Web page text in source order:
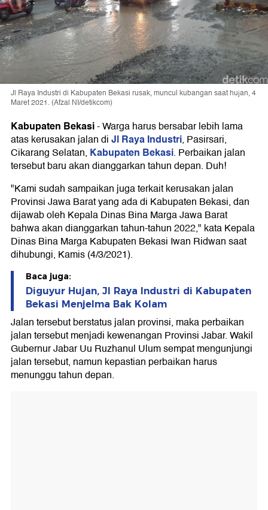
Jl Raya Industri di Kabupaten Bekasi rusak, muncul kubangan saat hujan, 4
Maret 2021. (Afzal NI/detikcom)
Kabupaten Bekasi-Warga harus bersabar lebih lama
atas kerusakan jalan diJl Raya Industri, Pasirsari,
Cikarang Selatan, Kabupaten Bekasi. Perbaikan jalan
tersebut baru akan dianggarkan tahun depan. Duh!
"Kami sudah sampaikan juga terkait kerusakan jalan
Provinsi Jawa Barat yang ada di Kabupaten Bekasi, dan
dijawab oleh Kepala Dinas Bina Marga Jawa Barat
bahwa akan dianggarkan tahun-tahun 2022," kata Kepala
Dinas Bina Marga Kabupaten Bekasi Iwan Ridwan saat
dihubungi, Kamis (4/3/2021).
Baca juga:
Diguyur Hujan, Jl Raya Industri di Kabupaten
Bekasi Menjelma Bak Kolam
Jalan tersebut berstatus jalan provinsi, maka perbaikan
jalan tersebut menjadi kewenangan Provinsi Jabar. Wakil
Gubernur Jabar Uu Ruzhanul Ulum sempat mengunjungi
jalan tersebut, namun kepastian perbaikan harus
menunggu tahun depan.